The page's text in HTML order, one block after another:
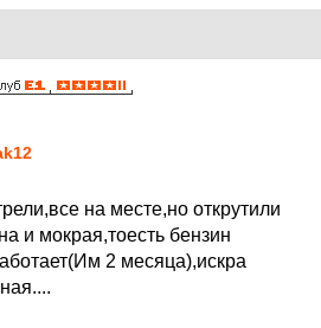
на месте,но открутили
и мокрая,тоесть бензин
2 месяца),искра